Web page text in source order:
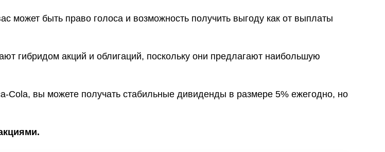
может быть право голоса и возможность получить выгоду как от выплаты
гибридом акций и облигаций, поскольку они предлагают наибольшую
Cola, вы можете получать стабильные дивиденды в размере 5% ежегодно, но